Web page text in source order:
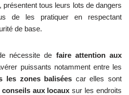
tous leurs lots de dangers
de les pratiquer en respectant
de base.
nécessite de faire attention aux
puissants notamment entre les
les zones balisées car elles sont
conseils aux locaux sur les endroits